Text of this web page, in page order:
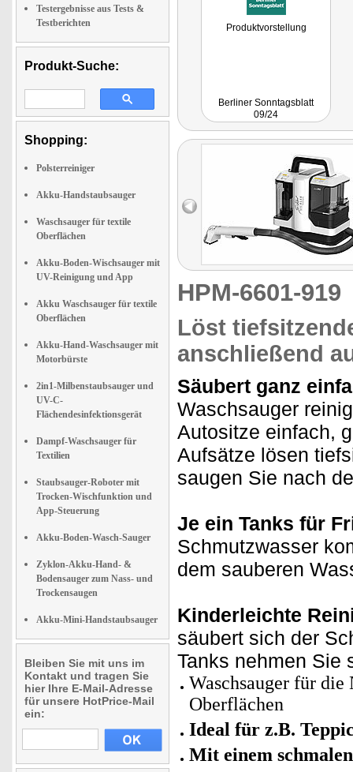
Testergebnisse aus Tests &
Testberichten
Produkt-Suche:
Shopping:
Polsterreiniger
Akku-Handstaubsauger
Waschsauger für textile
Oberflächen
Akku-Boden-Wischsauger mit
UV-Reinigung und App
Akku Waschsauger für textile
Oberflächen
Akku-Hand-Waschsauger mit
Motorbürste
2in1-Milbenstaubsauger und
UV-C-
Flächendesinfektionsgerät
Dampf-Waschsauger für
Textilien
Staubsauger-Roboter mit
Trocken-Wischfunktion und
App-Steuerung
Akku-Boden-Wasch-Sauger
Zyklon-Akku-Hand- &
Bodensauger zum Nass- und
Trockensaugen
Akku-Mini-Handstaubsauger
Bleiben Sie mit uns im
Kontakt und tragen Sie
hier Ihre E-Mail-Adresse
für unsere HotPrice-Mail
ein:
Produktvorstellung
Berliner Sonntagsblatt
09/24
HPM-6601-
Löst
anschließend
Säubert ganz
Waschsauger
Autositze einfach,
Aufsätze lösen
saugen Sie nach
Je ein Tanks für
Schmutzwasser
dem sauberen
Kinderleichte
säubert sich der
Tanks nehmen Sie
Waschsauger für
Oberflächen
Ideal für z.B.
Mit einem